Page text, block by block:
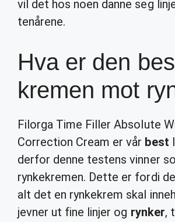
vil det hos noen danne seg
tenårene.
Hva er den
kremen mot
Filorga Time Filler Absolute
Correction Cream er vår best
derfor denne testens vinner
rynkekremen. Dette er fordi
alt det en rynkekrem skal
jevner ut fine linjer og rynker,